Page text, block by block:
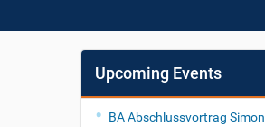
Upcoming Events
BA Abschlussvortrag Simon